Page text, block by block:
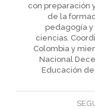
con preparación
de la
pedagogía y
ciencias.
Colombia y
Nacional
Educación